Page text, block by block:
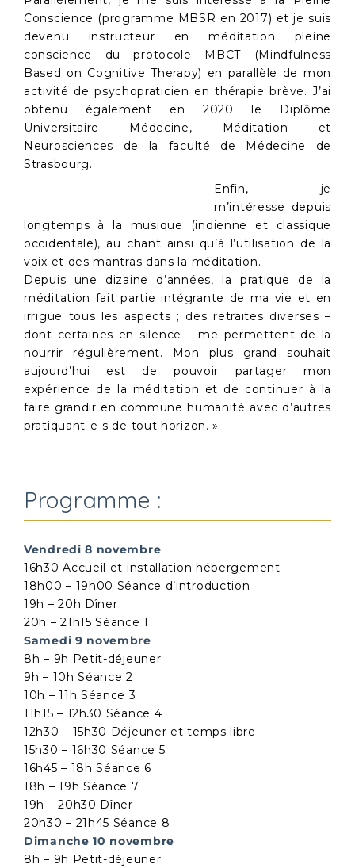
Conscience (programme MBSR en 2017) et je suis
devenu instructeur en méditation pleine
conscience du protocole MBCT (Mindfulness
Based on Cognitive Therapy) en parallèle de mon
activité de psychopraticien en thérapie brève. J’ai
obtenu également en 2020 le Diplôme
Universitaire Médecine, Méditation et
Neurosciences de la faculté de Médecine de
Strasbourg.
Enfin, je
m’intéresse depuis
longtemps à la musique (indienne et classique
occidentale), au chant ainsi qu’à l’utilisation de la
voix et des mantras dans la méditation.
Depuis une dizaine d’années, la pratique de la
méditation fait partie intégrante de ma vie et en
irrigue tous les aspects ; des retraites diverses –
dont certaines en silence – me permettent de la
nourrir régulièrement. Mon plus grand souhait
aujourd’hui est de pouvoir partager mon
expérience de la méditation et de continuer à la
faire grandir en commune humanité avec d’autres
pratiquant-e-s de tout horizon. »
Programme :
Vendredi 8 novembre
16h30 Accueil et installation hébergement
18h00 – 19h00 Séance d’introduction
19h – 20h Dîner
20h – 21h15 Séance 1
Samedi 9 novembre
8h – 9h Petit-déjeuner
9h – 10h Séance 2
10h – 11h Séance 3
11h15 – 12h30 Séance 4
12h30 – 15h30 Déjeuner et temps libre
15h30 – 16h30 Séance 5
16h45 – 18h Séance 6
18h – 19h Séance 7
19h – 20h30 Dîner
20h30 – 21h45 Séance 8
Dimanche 10 novembre
8h – 9h Petit-déjeuner